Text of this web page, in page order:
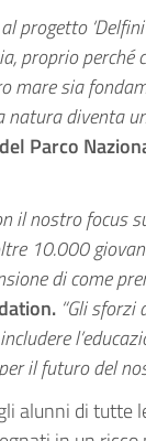
proprio
mare sia
natura diventa
Parco
il nostro focus
10.000
di come
“Gli sforzi
il futuro del
alunni di tutte